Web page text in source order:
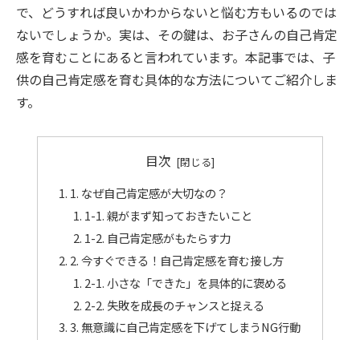
で、どうすれば良いかわからないと悩む方もいるのでは
ないでしょうか。実は、その鍵は、お子さんの自己肯定
感を育むことにあると言われています。本記事では、子
供の自己肯定感を育む具体的な方法についてご紹介しま
す。
目次
1. なぜ自己肯定感が大切なの？
1-1. 親がまず知っておきたいこと
1-2. 自己肯定感がもたらす力
2. 今すぐできる！自己肯定感を育む接し方
2-1. 小さな「できた」を具体的に褒める
2-2. 失敗を成長のチャンスと捉える
3. 無意識に自己肯定感を下げてしまうNG行動